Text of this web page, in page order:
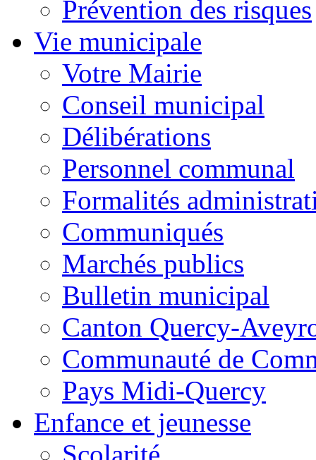
Prévention des risques
Vie municipale
Votre Mairie
Conseil municipal
Délibérations
Personnel communal
Formalités
Communiqués
Marchés publics
Bulletin municipal
Canton Quercy-
Communauté de
Pays Midi-Quercy
Enfance et jeunesse
Scolarité